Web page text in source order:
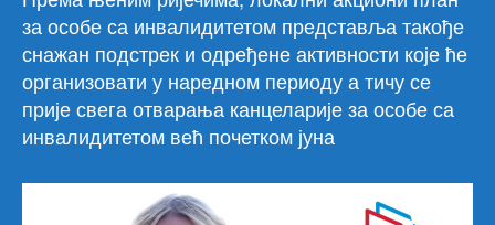
за особе са инвалидитетом представља такође
снажан подстрек и одређене активности које ће
организовати у наредном периоду а тичу се
прије свега отварања канцеларије за особе са
инвалидитетом већ почетком јуна